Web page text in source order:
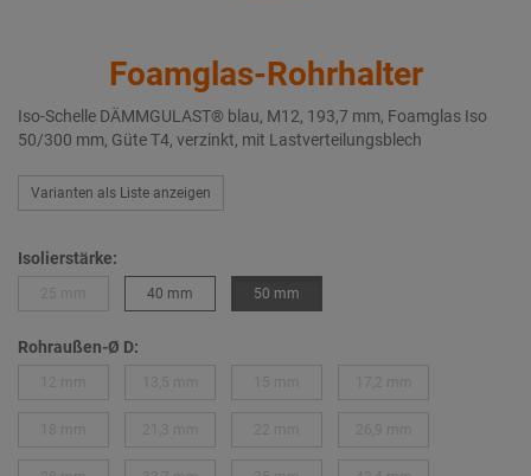
Foamglas-Rohrhalter
Iso-Schelle DÄMMGULAST® blau, M12, 193,7 mm, Foamglas Iso
50/300 mm, Güte T4, verzinkt, mit Lastverteilungsblech
Varianten als Liste anzeigen
Isolierstärke:
40 mm 50 mm
Rohraußen-Ø D: